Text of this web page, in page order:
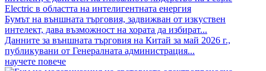
Бумът на външната търговия, задвижван от изкуствен
интелект, дава възможност на хората да избират...
Данните за външната търговия на Китай за май 2026 г.,
публикувани от Генералната администрация...
научете повече